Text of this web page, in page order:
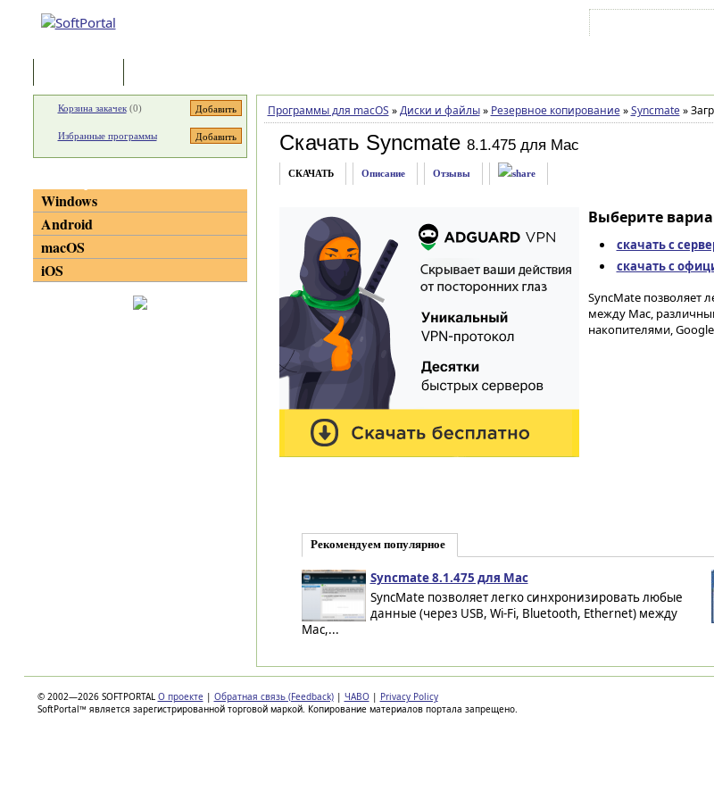
Программы для macOS » Диски и файлы » Резервное копирование » Syncmate »
Скачать Syncmate 8.1.475 для Mac
СКАЧАТЬ Описание Отзывы
Выберите
скачать с
скачать с
SyncMate позволяет
между Mac,
накопителями,
Рекомендуем популярное
Syncmate 8.1.475 для Mac
SyncMate позволяет легко синхронизировать любые
данные (через USB, Wi-Fi, Bluetooth, Ethernet) между
Mac,...
Корзина закачек(0)
Избранные программы
Windows
Android
macOS
iOS
© 2002—2026 SOFTPORTAL О проекте | Обратная связь (Feedback) | ЧАВО | Privacy Policy
SoftPortal™ является зарегистрированной торговой маркой. Копирование материалов портала запрещено.